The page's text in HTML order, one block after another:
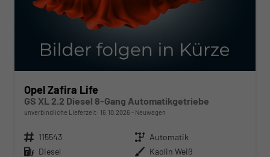
Opel Zafira Life
GS XL 2.2 Diesel 8-Gang Automatikgetriebe
unverbindliche Lieferzeit: 16.10.2026 Neuwagen
Fahrzeugnr. 115543 Getriebe Automatik
Kraftstoff Diesel Außenfarbe Kaolin Weiß